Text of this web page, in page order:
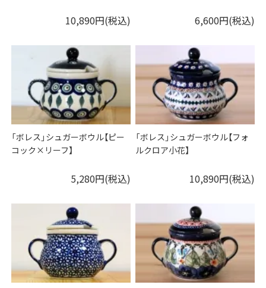
10,890円(税込) 6,600円(税込)
「ボレス」シュガーボウル【ピー
コック×リーフ】
5,280円(税込)
「ボレス」シュガーボウル【フォ
ルクロア小花】
10,890円(税込)